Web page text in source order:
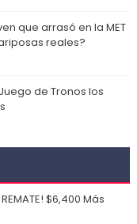
que arrasó en la MET
reales?
de Tronos los
$6,400 Más